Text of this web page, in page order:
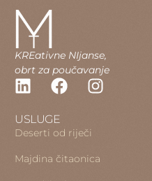
KREativne NIjanse,
obrt za poučavanje
USLUGE
Deserti od riječi
Majdina čitaonica